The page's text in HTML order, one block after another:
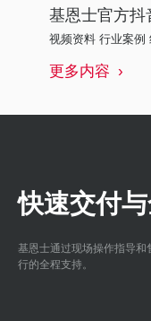
基恩士官方抖
视频资料 行业案例
更多内容
快速交付
基恩士通过现场操作指导
行的全程支持。